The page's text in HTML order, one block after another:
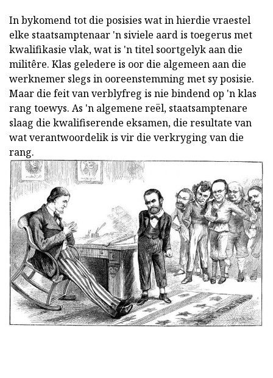
In bykomend tot die posisies wat in hierdie vraestel
elke staatsamptenaar 'n siviele aard is toegerus met
kwalifikasie vlak, wat is 'n titel soortgelyk aan die
militêre. Klas geledere is oor die algemeen aan die
werknemer slegs in ooreenstemming met sy posisie.
Maar die feit van verblyfreg is nie bindend op 'n klas
rang toewys. As 'n algemene reël, staatsamptenare
slaag die kwalifiserende eksamen, die resultate van
wat verantwoordelik is vir die verkryging van die
rang.